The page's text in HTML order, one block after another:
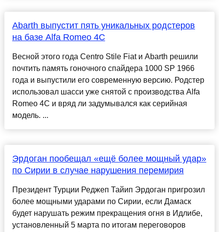
Abarth выпустит пять уникальных родстеров
на базе Alfa Romeo 4C
Весной этого года Centro Stile Fiat и Abarth решили
почтить память гоночного спайдера 1000 SP 1966
года и выпустили его современную версию. Родстер
использовал шасси уже снятой с производства Alfa
Romeo 4C и вряд ли задумывался как серийная
модель. ...
Эрдоган пообещал «ещё более мощный удар»
по Сирии в случае нарушения перемирия
Президент Турции Реджеп Тайип Эрдоган пригрозил
более мощными ударами по Сирии, если Дамаск
будет нарушать режим прекращения огня в Идлибе,
установленный 5 марта по итогам переговоров